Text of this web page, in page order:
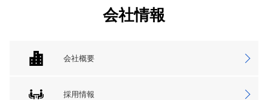
会社情報
会社概要
採用情報